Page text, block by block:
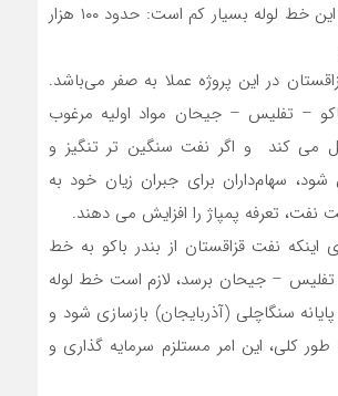
صادرات از طریق این خط لوله بسیار کم است: حدود ۱۰۰ هزار
در این پروژه عملا به صفر می‌باشد.
– تفلیس – جیحان مواد اولیه مرغوب
می کند و اگر نفت سنگین تر تنگیز و
شود، سهام‌داران برای جبران زیان خود به
تعرفه پمپاژ را افزایش می دهند.
اینکه نفت قزاقستان از بندر باکو به خط
تفلیس – جیحان برسد، لازم است خط لوله
سنگاچلی (آذربایجان) بازسازی شود و
کلی، این امر مستلزم سرمایه گذاری و